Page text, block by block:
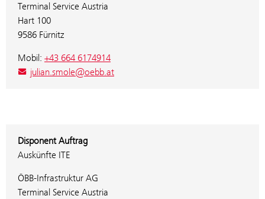
Terminal Service Austria
Hart 100
9586 Fürnitz
Mobil: +43 664 6174914
julian.smole@oebb.at
Disponent Auftrag
Auskünfte ITE
ÖBB-Infrastruktur AG
Terminal Service Austria